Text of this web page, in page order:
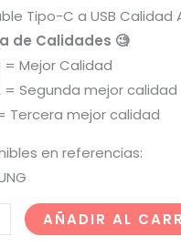
Tipo-C a USB Calidad
de Calidades 🧐
= Mejor Calidad
= Segunda mejor calidad
Tercera mejor calidad
en referencias:
AÑADIR AL